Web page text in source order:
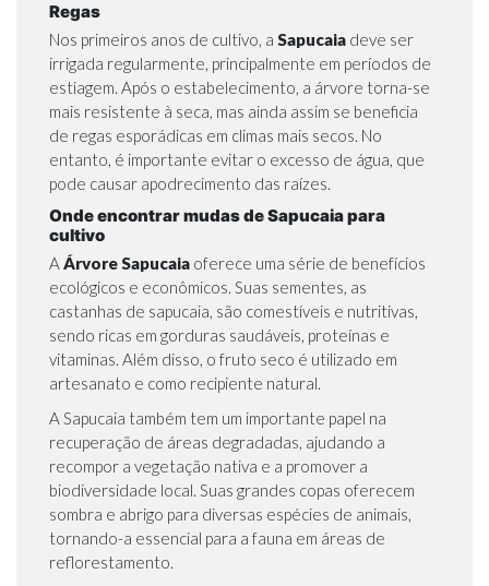
Regas
Nos primeiros anos de cultivo, a Sapucaia deve ser
irrigada regularmente, principalmente em períodos de
estiagem. Após o estabelecimento, a árvore torna-se
mais resistente à seca, mas ainda assim se beneficia
de regas esporádicas em climas mais secos. No
entanto, é importante evitar o excesso de água, que
pode causar apodrecimento das raízes.
Onde encontrar mudas de Sapucaia para
cultivo
A ÁrvoreSapucaia oferece uma série de benefícios
ecológicos e econômicos. Suas sementes, as
castanhas de sapucaia, são comestíveis e nutritivas,
sendo ricas em gorduras saudáveis, proteínas e
vitaminas. Além disso, o fruto seco é utilizado em
artesanato e como recipiente natural.
A Sapucaia também tem um importante papel na
recuperação de áreas degradadas, ajudando a
recompor a vegetação nativa e a promover a
biodiversidade local. Suas grandes copas oferecem
sombra e abrigo para diversas espécies de animais,
tornando-a essencial para a fauna em áreas de
reflorestamento.